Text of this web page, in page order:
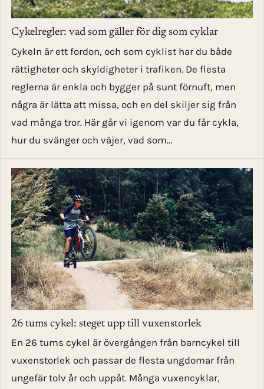
Cykelregler: vad som gäller för dig som cyklar
Cykeln är ett fordon, och som cyklist har du både
rättigheter och skyldigheter i trafiken. De flesta
reglerna är enkla och bygger på sunt förnuft, men
några är lätta att missa, och en del skiljer sig från
vad många tror. Här går vi igenom var du får cykla,
hur du svänger och väjer, vad som…
26 tums cykel: steget upp till vuxenstorlek
En 26 tums cykel är övergången från barncykel till
vuxenstorlek och passar de flesta ungdomar från
ungefär tolv år och uppåt. Många vuxencyklar,